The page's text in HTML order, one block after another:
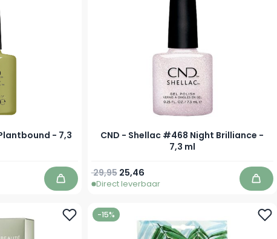
- 7,3
In winkelwagen
CND - Shellac #468 Night Brilliance -
7,3 ml
Speciale prijs
25,46
Normale prijs
29,95
Direct leverbaar In
-15%